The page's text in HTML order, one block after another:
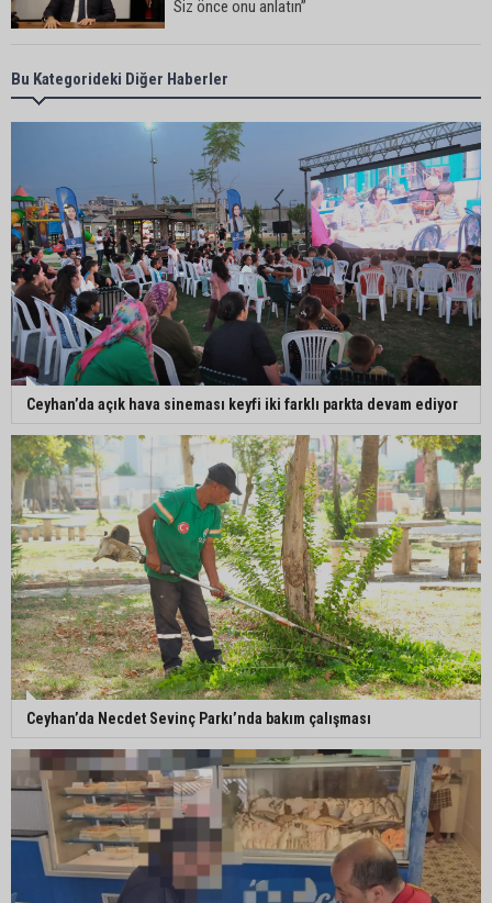
Siz önce onu anlatın”
Sarıçam’da su ürünlerine yönelik denetimler
sürüyor
Ceyhan’da yangına giden itfaiye aracı devrildi: 3
kişi yaralandı
Çukurova Belediye Başkanı Emrah Kozay
CHP’den ayrıldığını açıkladı
Belediye binasına girmek isteyen servisçilere
Adana’da taziye evinde silah çeken kişi gözaltına
alındı
Doç. Dr. Efsun Somay’dan implant uyarısı: “Sigara
en büyük risk”
Bu Kategorideki Diğer Haberler
Ceyhan’da açık hava sineması keyfi iki farklı parkta devam ediyor
Ceyhan’da Necdet Sevinç Parkı’nda bakım çalışması